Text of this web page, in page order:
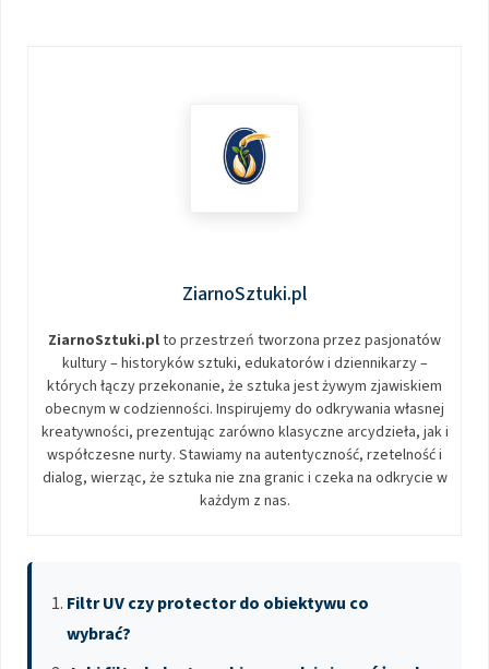
ZiarnoSztuki.pl
ZiarnoSztuki.plto przestrzeń tworzona przez pasjonatów
kultury – historyków sztuki, edukatorów i dziennikarzy –
których łączy przekonanie, że sztuka jest żywym zjawiskiem
obecnym w codzienności. Inspirujemy do odkrywania własnej
kreatywności, prezentując zarówno klasyczne arcydzieła, jak i
współczesne nurty. Stawiamy na autentyczność, rzetelność i
dialog, wierząc, że sztuka nie zna granic i czeka na odkrycie w
każdym z nas.
Filtr UV czy protector do obiektywu co
wybrać?